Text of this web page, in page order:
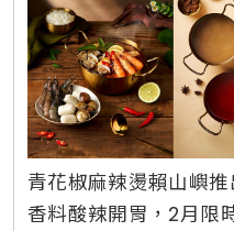
青花椒麻辣燙賴山嶼
香料酸辣開胃，2月限